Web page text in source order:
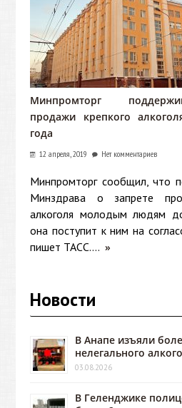
Минпромторг
продажи крепкого
года
12 апреля, 2019 Нет комментариев
Минпромторг сообщил, что
Минздрава о запрете
алкоголя молодым людям
она поступит к ним на
пишет ТАСС.... »
Новости
В Анапе изъяли
нелегального
03.08.2026
В Геленджике